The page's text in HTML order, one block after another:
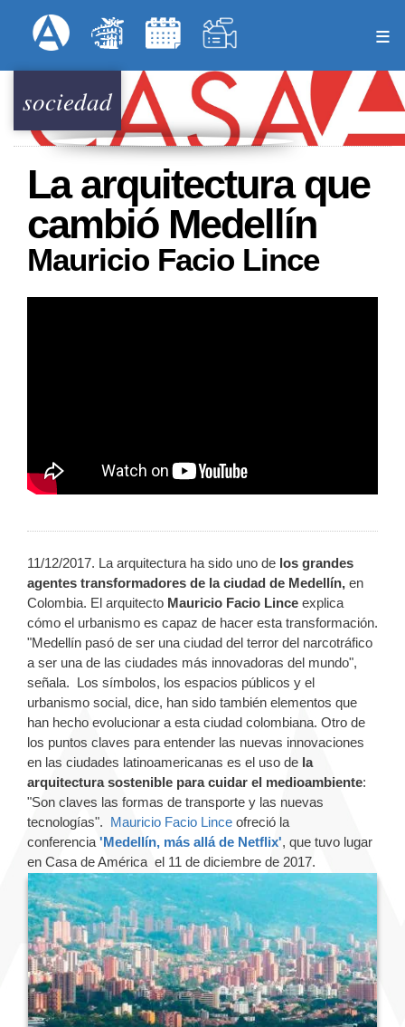
al
principal
Menú Superior
sociedad
La arquitectura que
cambió Medellín
Mauricio Facio Lince
11/12/2017. La arquitectura ha sido uno de los grandes
agentes transformadores de la ciudad de Medellín, en
Colombia. El arquitecto Mauricio Facio Lince explica
cómo el urbanismo es capaz de hacer esta transformación.
"Medellín pasó de ser una ciudad del terror del narcotráfico
a ser una de las ciudades más innovadoras del mundo",
señala. Los símbolos, los espacios públicos y el
urbanismo social, dice, han sido también elementos que
han hecho evolucionar a esta ciudad colombiana. Otro de
los puntos claves para entender las nuevas innovaciones
en las ciudades latinoamericanas es el uso de la
arquitectura sostenible para cuidar el medioambiente:
"Son claves las formas de transporte y las nuevas
tecnologías". Mauricio Facio Lince ofreció la
conferencia 'Medellín, más allá de Netflix', que tuvo lugar
en Casa de América el 11 de diciembre de 2017.